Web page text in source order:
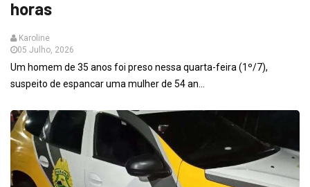
horas
Karoline
05 Julho, 2026
Um homem de 35 anos foi preso nessa quarta-feira (1º/7),
suspeito de espancar uma mulher de 54 an...